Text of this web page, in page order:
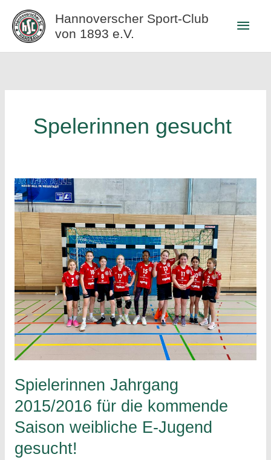
Inhalt
springen
Hannoverscher Sport-Club
von 1893 e.V.
Spelerinnen gesucht
Spielerinnen Jahrgang
2015/2016 für die kommende
Saison weibliche E-Jugend
gesucht!